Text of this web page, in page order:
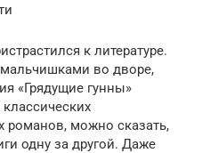
к литературе.
мальчишками во дворе,
«Грядущие гунны»
романов, можно сказать,
одну за другой. Даже